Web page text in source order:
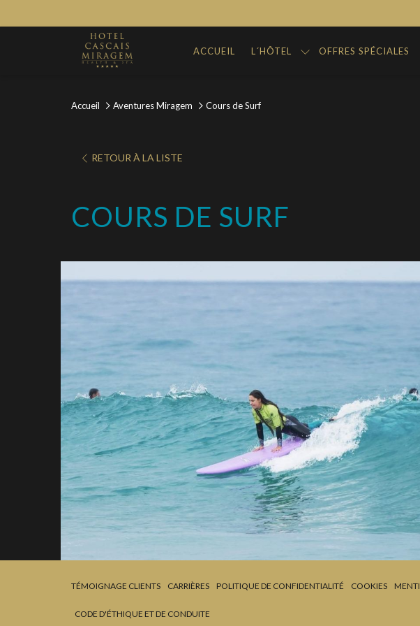
ACCUEIL L´HÔTEL OFFRES SPÉCIALES
Accueil Aventures Miragem Cours de Surf
RETOUR À LA LISTE
NOUVEL
COURS DE SURF
TÉMOIGNAGE CLIENTS CARRIÈRES POLITIQUE DE CONFIDENTIALITÉ COOKIES
CODE D'ÉTHIQUE ET DE CONDUITE